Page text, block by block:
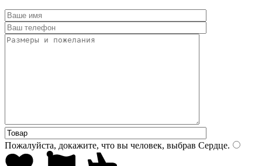
Пожалуйста, докажите, что вы человек, выбрав Сердце.